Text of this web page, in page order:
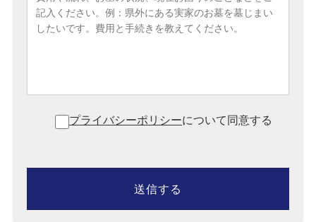
プライバシーポリシーについて同意する